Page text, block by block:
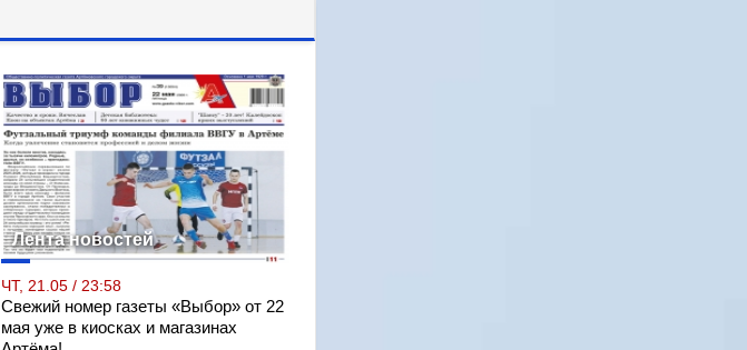
Лента новостей
ЧТ, 21.05 / 23:58
Свежий номер газеты «Выбор» от 22
мая уже в киосках и магазинах